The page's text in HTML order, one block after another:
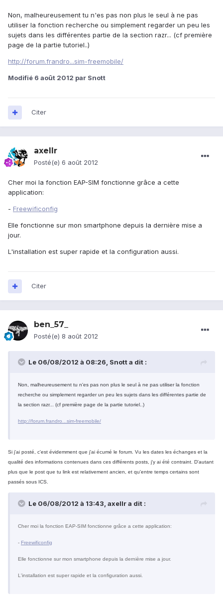
Non, malheureusement tu n'es pas non plus le seul à ne pas
utiliser la fonction recherche ou simplement regarder un peu les
sujets dans les différentes partie de la section razr... (cf première
page de la partie tutoriel..)
http://forum.frandro...sim-freemobile/
Modifié 6 août 2012 par Snott
Citer
axellr
Posté(e) 6 août 2012
Cher moi la fonction EAP-SIM fonctionne grâce a cette
application:
- Freewificonfig
Elle fonctionne sur mon smartphone depuis la dernière mise a
jour.
L'installation est super rapide et la configuration aussi.
Citer
ben_57_
Posté(e) 8 août 2012
Le 06/08/2012 à 08:26, Snott a dit :
Non, malheureusement tu n'es pas non plus le seul à ne pas utiliser la fonction
recherche ou simplement regarder un peu les sujets dans les différentes partie de
la section razr... (cf première page de la partie tutoriel..)
http://forum.frandro...sim-freemobile/
Si j'ai posté, c'est évidemment que j'ai écumé le forum. Vu les dates les échanges et la
qualité des informations contenues dans ces différents posts, j'y ai été contraint. D'autant
plus que le post que tu link est relativement ancien, et qu'entre temps certains sont
passés sous ICS.
Le 06/08/2012 à 13:43, axellr a dit :
Cher moi la fonction EAP-SIM fonctionne grâce a cette application:
- Freewificonfig
Elle fonctionne sur mon smartphone depuis la dernière mise a jour.
L'installation est super rapide et la configuration aussi.